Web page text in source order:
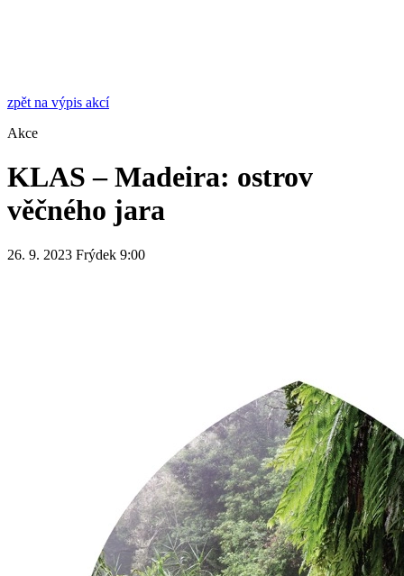
zpět na výpis akcí
Akce
KLAS – Madeira: ostrov
věčného jara
26. 9. 2023 Frýdek 9:00